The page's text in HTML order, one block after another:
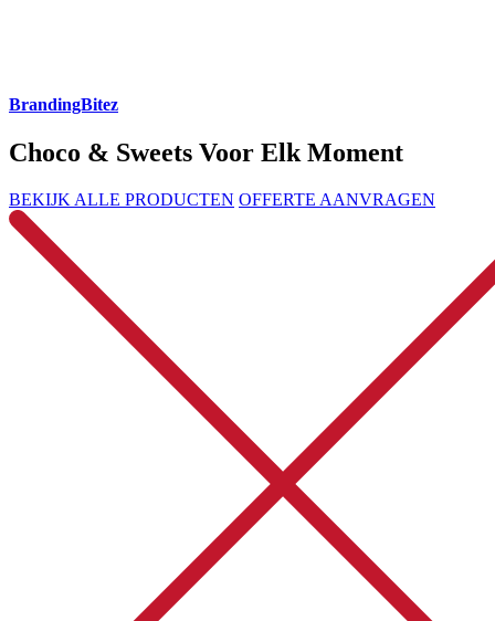
BrandingBitez
Choco & Sweets Voor Elk Moment
BEKIJK ALLE PRODUCTEN OFFERTE AANVRAGEN